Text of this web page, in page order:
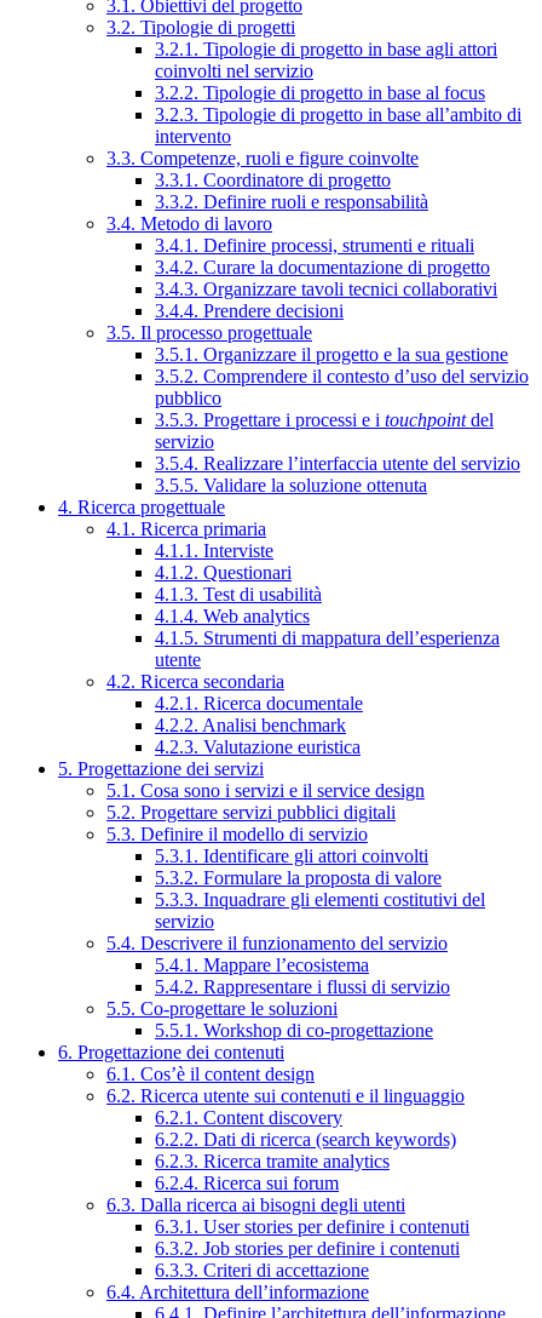
3.1. Obiettivi del progetto
3.2. Tipologie di progetti
3.2.1. Tipologie di progetto in base agli attori
coinvolti nel servizio
3.2.2. Tipologie di progetto in base al focus
3.2.3. Tipologie di progetto in base all’ambito di
intervento
3.3. Competenze, ruoli e figure coinvolte
3.3.1. Coordinatore di progetto
3.3.2. Definire ruoli e responsabilità
3.4. Metodo di lavoro
3.4.1. Definire processi, strumenti e rituali
3.4.2. Curare la documentazione di progetto
3.4.3. Organizzare tavoli tecnici collaborativi
3.4.4. Prendere decisioni
3.5. Il processo progettuale
3.5.1. Organizzare il progetto e la sua gestione
3.5.2. Comprendere il contesto d’uso del servizio
pubblico
3.5.3. Progettare i processi e i touchpointdel
servizio
3.5.4. Realizzare l’interfaccia utente del servizio
3.5.5. Validare la soluzione ottenuta
4. Ricerca progettuale
4.1. Ricerca primaria
4.1.1. Interviste
4.1.2. Questionari
4.1.3. Test di usabilità
4.1.4. Web analytics
4.1.5. Strumenti di mappatura dell’esperienza
utente
4.2. Ricerca secondaria
4.2.1. Ricerca documentale
4.2.2. Analisi benchmark
4.2.3. Valutazione euristica
5. Progettazione dei servizi
5.1. Cosa sono i servizi e il service design
5.2. Progettare servizi pubblici digitali
5.3. Definire il modello di servizio
5.3.1. Identificare gli attori coinvolti
5.3.2. Formulare la proposta di valore
5.3.3. Inquadrare gli elementi costitutivi del
servizio
5.4. Descrivere il funzionamento del servizio
5.4.1. Mappare l’ecosistema
5.4.2. Rappresentare i flussi di servizio
5.5. Co-progettare le soluzioni
5.5.1. Workshop di co-progettazione
6. Progettazione dei contenuti
6.1. Cos’è il content design
6.2. Ricerca utente sui contenuti e il linguaggio
6.2.1. Content discovery
6.2.2. Dati di ricerca (search keywords)
6.2.3. Ricerca tramite analytics
6.2.4. Ricerca sui forum
6.3. Dalla ricerca ai bisogni degli utenti
6.3.1. User stories per definire i contenuti
6.3.2. Job stories per definire i contenuti
6.3.3. Criteri di accettazione
6.4. Architettura dell’informazione
6.4.1. Definire l’architettura dell’informazione